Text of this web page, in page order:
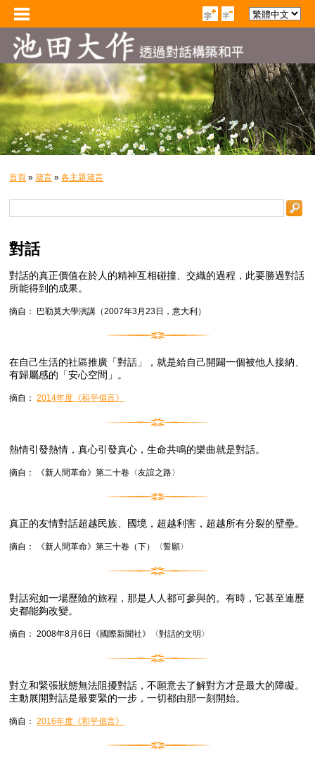
首頁 »箴言 »各主題箴言
對話
對話的真正價值在於人的精神互相碰撞、交織的過程，此要勝過對話
所能得到的成果。
摘自： 巴勒莫大學演講（2007年3月23日，意大利）
在自己生活的社區推廣「對話」，就是給自己開闢一個被他人接納、
有歸屬感的「安心空間」。
摘自：2014年度《和平倡言》
熱情引發熱情，真心引發真心，生命共鳴的樂曲就是對話。
摘自： 《新人間革命》第二十卷〈友誼之路〉
真正的友情對話超越民族、國境，超越利害，超越所有分裂的壁壘。
摘自： 《新人間革命》第三十卷（下）〈誓願〉
對話宛如一場歷險的旅程，那是人人都可參與的。有時，它甚至連歷
史都能夠改變。
摘自： 2008年8月6日《國際新聞社》〈對話的文明〉
對立和緊張狀態無法阻擾對話，不願意去了解對方才是最大的障礙。
主動展開對話是最要緊的一步，一切都由那一刻開始。
摘自：2016年度《和平倡言》